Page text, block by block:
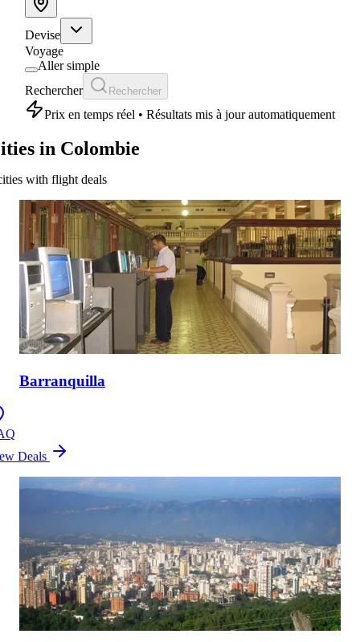
Devise
Voyage
Aller simple
Rechercher
Rechercher
Prix en temps réel • Résultats mis à jour automatiquement
in Colombie
with flight deals
Barranquilla
Deals